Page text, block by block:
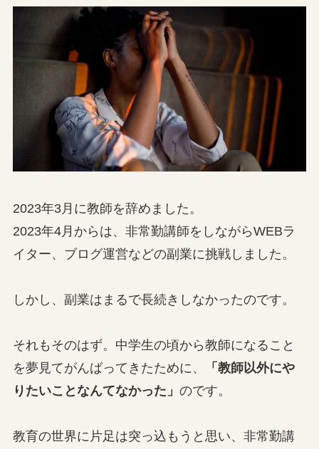
2023年3月に教師を辞めました。
2023年4月からは、非常勤講師をしながらWEBラ
イター、ブログ運営などの副業に挑戦しました。
しかし、副業はまるで長続きしなかったのです。
それもそのはず。中学生の頃から教師になること
を夢見てがんばってきたために、
「教師以外にや
りたいことなんてなかった」 のです。
教育の世界に片足は突っ込もうと思い、非常勤講